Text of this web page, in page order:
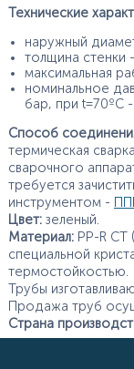
Технические
наружный
толщина стенки
максимальная
номинальное
бар, при t=70ºC
Способ
термическая
сварочного
требуется
инструментом -
Цвет:зеленый.
Материал:PP-R CT
специальной
термостойкостью.
Трубы
Продажа труб
Страна